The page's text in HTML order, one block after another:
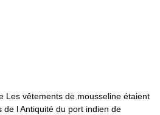
Les vêtements de mousseline étaient
de l Antiquité du port indien de